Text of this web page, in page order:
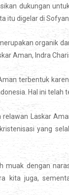
dukungan
itu digelar di
organik
Aman, Indra
terbentuk
Hal ini telah
relawan Laskar
yang
muak dengan
kita juga,